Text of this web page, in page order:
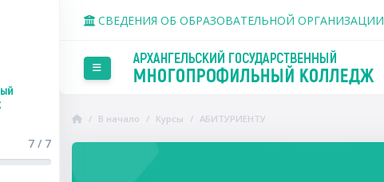
СВЕДЕНИЯ ОБ ОБРАЗОВАТЕЛЬНОЙ ОРГАНИЗАЦИИ
Боковая панель
7 / 7
В начало Курсы АБИТУРИЕНТУ
Пропустить Course Intro